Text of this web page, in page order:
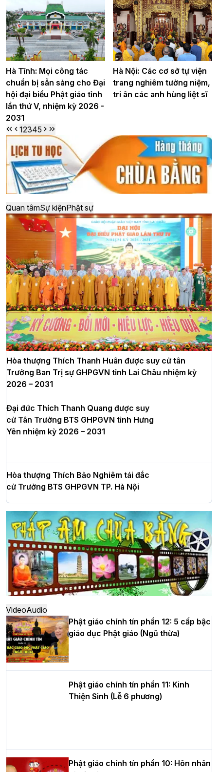
Hà Tĩnh: Mọi công tác
chuẩn bị sẵn sàng cho Đại
hội đại biểu Phật giáo tỉnh
lần thứ V, nhiệm kỳ 2026 -
2031
Hà Nội: Các cơ sở tự viện
trang nghiêm tưởng niệm,
tri ân các anh hùng liệt sĩ
12345
Quan tâmSự kiệnPhật sự
Hòa thượng Thích Thanh Huân được suy cử tân
Trưởng Ban Trị sự GHPGVN tỉnh Lai Châu nhiệm kỳ
2026 – 2031
Đại đức Thích Thanh Quang được suy
cử Tân Trưởng BTS GHPGVN tỉnh Hưng
Yên nhiệm kỳ 2026 – 2031
nhiệm kỳ 2026 - 2031
Hà Nội: Long trọng lễ khởi công xây
dựng Trung tâm văn hóa Phật giáo Thủ
đô
Hà Nội: Ngày tu học cuối cùng khép lại
khóa sinh hoạt Phật pháp mùa hè lần
thứ XIV tại chùa Bằng
Học yêu thương trong ngày tu tập thứ
tư của Khóa sinh hoạt Phật pháp mùa
hè tại chùa Bằng
VideoAudio
Phật giáo chính tín phần 12: 5 cấp bậc
giáo dục Phật giáo (Ngũ thừa)
Phật giáo chính tín phần 11: Kinh
Thiện Sinh (Lễ 6 phương)
Phật giáo chính tín phần 10: Hôn nhân
và gia đình